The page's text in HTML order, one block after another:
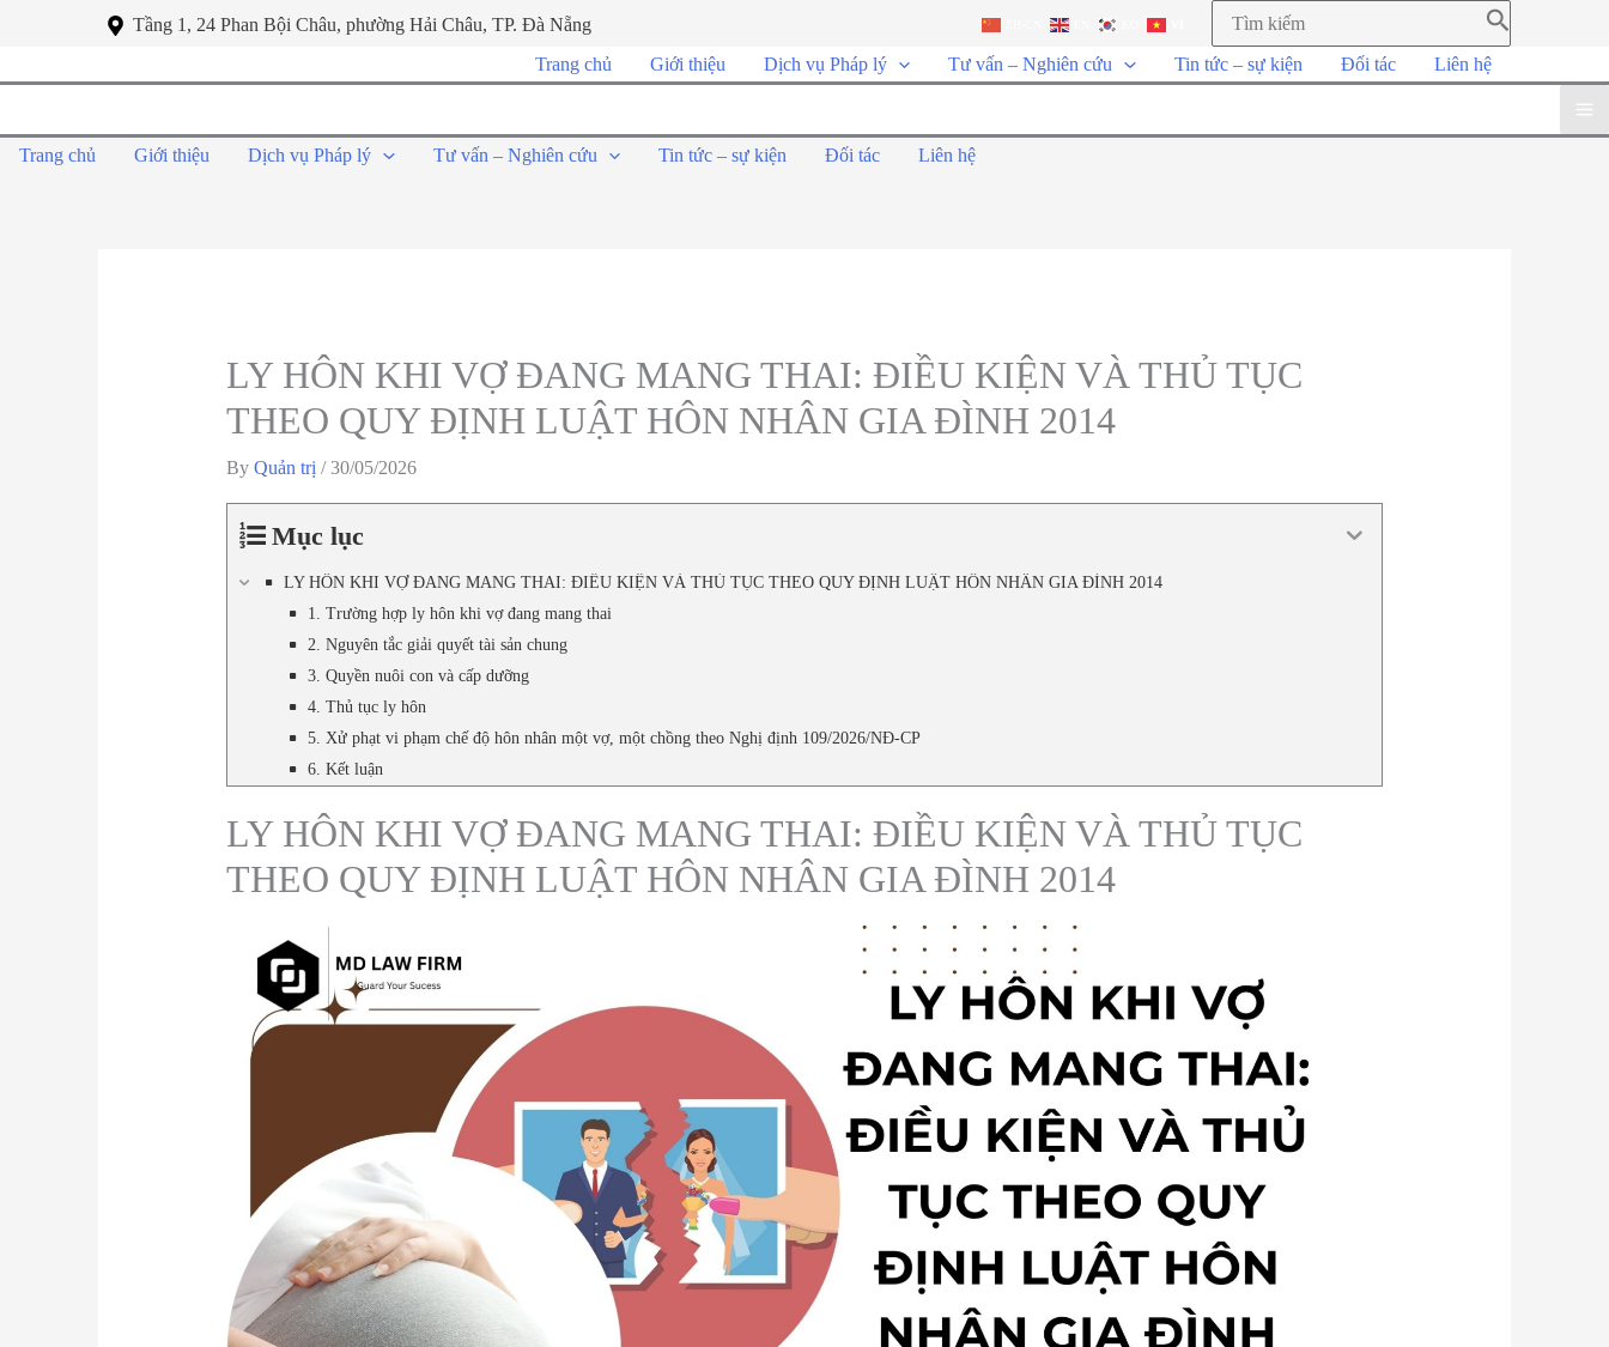
Tầng 1, 24 Phan Bội Châu, phường Hải Châu, TP. Đà Nẵng
Trang chủ Giới thiệu Dịch vụ Pháp lý Tư vấn – Nghiên cứu Tin tức – sự kiện Đối tác Liên hệ
Trang chủ Giới thiệu Dịch vụ Pháp lý Tư vấn – Nghiên cứu Tin tức – sự kiện Đối tác Liên hệ
LY HÔN KHI VỢ ĐANG MANG THAI: ĐIỀU KIỆN VÀ THỦ TỤC
THEO QUY ĐỊNH LUẬT HÔN NHÂN GIA ĐÌNH 2014
By Quản trị /30/05/2026
Mục lục
LY HÔN KHI VỢ ĐANG MANG THAI: ĐIỀU KIỆN VÀ THỦ TỤC THEO QUY ĐỊNH LUẬT HÔN NHÂN GIA ĐÌNH 2014
1. Trường hợp ly hôn khi vợ đang mang thai
2. Nguyên tắc giải quyết tài sản chung
3. Quyền nuôi con và cấp dưỡng
4. Thủ tục ly hôn
5. Xử phạt vi phạm chế độ hôn nhân một vợ, một chồng theo Nghị định 109/2026/NĐ-CP
6. Kết luận
LY HÔN KHI VỢ ĐANG MANG THAI: ĐIỀU KIỆN VÀ THỦ TỤC
THEO QUY ĐỊNH LUẬT HÔN NHÂN GIA ĐÌNH 2014